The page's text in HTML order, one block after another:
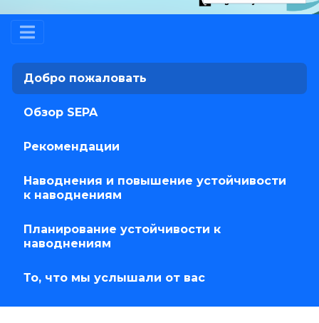
Добро пожаловать
Обзор SEPA
Рекомендации
Наводнения и повышение устойчивости
к наводнениям
Планирование устойчивости к
наводнениям
То, что мы услышали от вас